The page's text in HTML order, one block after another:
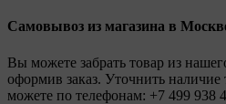
Самовывоз из магазина в
Вы можете забрать товар из
оформив заказ. Уточнить наличие
можете по телефонам: +7 499 938